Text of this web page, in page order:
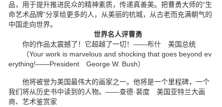
品，用于提升推进民众的精神素质，传递真善美。把曹勇大师的“生
命艺术品牌”分享给更多的人，从美丽的杭城，从古老而充满朝气的
中国走向世界。
世界名人评曹勇
你的作品太震撼了！它超越了一切！——布什 美国总统
（Your work is marvelous and shocking that goes beyond ev
erything!——President George W. Bush）
他将被誉为美国最伟大的画家之一。他将是一个里程碑，一个
我们将从历史书中读到的人物。——查德·裴度 美国亚特兰大画
商、艺术鉴赏家